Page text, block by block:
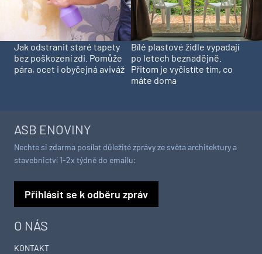
Jak odstranit staré tapety
bez poškození zdi. Pomůže
pára, ocet i obyčejná aviváž
Bílé plastové židle vypadají
po letech beznadějně.
Přitom je vyčistíte tím, co
máte doma
O NÁS
KONTAKT
ASB ENOVINY
Nechte si zdarma posílat důležité zprávy ze světa architektury a
stavebnictví 1-2x týdně do emailu:
Přihlásit se k odběru zpráv